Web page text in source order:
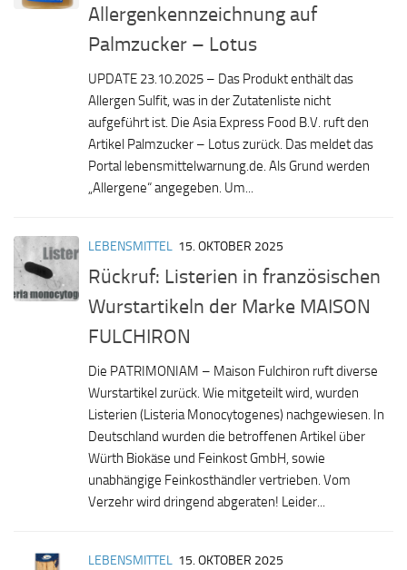
Allergenkennzeichnung auf
Palmzucker – Lotus
UPDATE 23.10.2025 – Das Produkt enthält das
Allergen Sulfit, was in der Zutatenliste nicht
aufgeführt ist. Die Asia Express Food B.V. ruft den
Artikel Palmzucker – Lotus zurück. Das meldet das
Portal lebensmittelwarnung.de. Als Grund werden
„Allergene“ angegeben. Um...
LEBENSMITTEL 15. OKTOBER 2025
Rückruf: Listerien in französischen
Wurstartikeln der Marke MAISON
FULCHIRON
Die PATRIMONIAM – Maison Fulchiron ruft diverse
Wurstartikel zurück. Wie mitgeteilt wird, wurden
Listerien (Listeria Monocytogenes) nachgewiesen. In
Deutschland wurden die betroffenen Artikel über
Würth Biokäse und Feinkost GmbH, sowie
unabhängige Feinkosthändler vertrieben. Vom
Verzehr wird dringend abgeraten! Leider...
LEBENSMITTEL 15. OKTOBER 2025